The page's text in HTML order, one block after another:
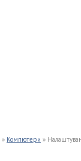
» Компютери »